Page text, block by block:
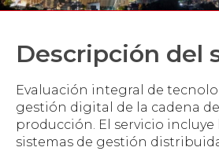
Descripción del
Evaluación integral de
gestión digital de la cadena
producción. El servicio incluye
sistemas de gestión